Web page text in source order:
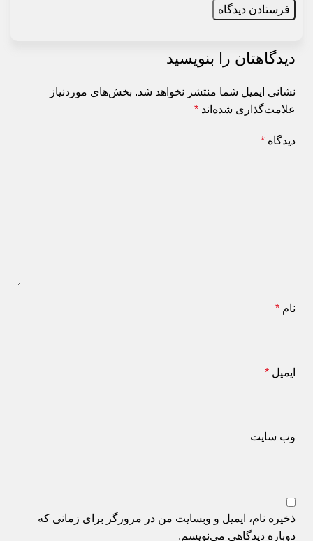
دیدگاهتان را بنویسید
نشانی ایمیل شما منتشر نخواهد شد. بخش‌های موردنیاز
علامت‌گذاری شده‌اند *
دیدگاه *
نام *
ایمیل *
وب‌ سایت
ذخیره نام، ایمیل و وبسایت من در مرورگر برای زمانی که
دوباره دیدگاهی می‌نویسم.